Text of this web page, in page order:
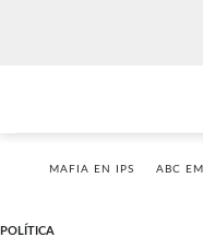
MAFIA EN IPS ABC
POLÍTICA